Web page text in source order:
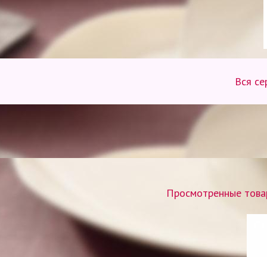
Вся
Просмотренные